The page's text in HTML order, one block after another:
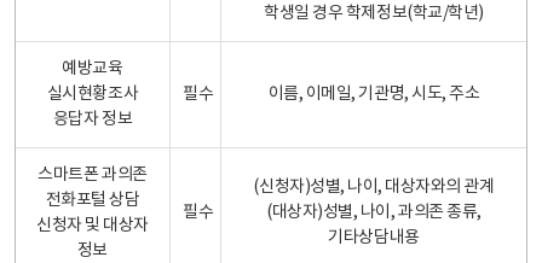
학생일 경우 학제정보(학교/학년)
예방교육
실시현황조사
응답자 정보
필수 이름, 이메일, 기관명, 시도, 주소
스마트폰 과의존
전화포털 상담
신청자 및 대상자
정보
필수
(신청자)성별, 나이, 대상자와의 관계
(대상자)성별, 나이, 과의존 종류,
기타상담내용